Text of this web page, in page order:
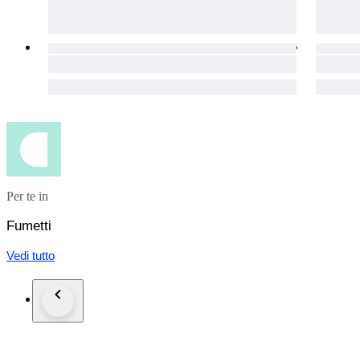
Per te in
Fumetti
Vedi tutto